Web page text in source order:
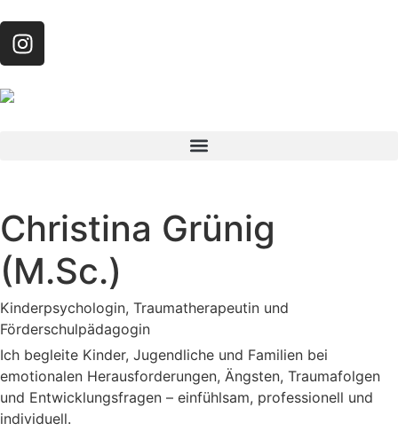
Christina Grünig
(M.Sc.)
Kinderpsychologin, Traumatherapeutin und
Förderschulpädagogin
Ich begleite Kinder, Jugendliche und Familien bei
emotionalen Herausforderungen, Ängsten, Traumafolgen
und Entwicklungsfragen – einfühlsam, professionell und
individuell.